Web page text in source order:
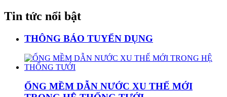
Tin tức nổi bật
THÔNG BÁO TUYỂN DỤNG
ỐNG MỀM DẪN NƯỚC XU THẾ MỚI